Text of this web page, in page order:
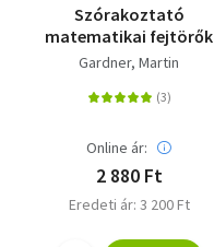
Szórakoztató
matematikai fejtörők
Gardner, Martin
Online ár:
2 880 Ft
Eredeti ár: 3 200 Ft